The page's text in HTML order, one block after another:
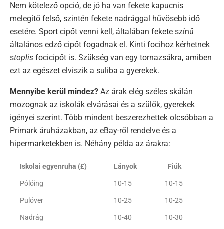
Nem kötelező opció, de jó ha van fekete kapucnis
melegítő felső, szintén fekete nadrággal hűvösebb idő
esetére. Sport cipőt venni kell, általában fekete színű
általános edző cipőt fogadnak el. Kinti focihoz kérhetnek
stoplis focicipőt is. Szükség van egy tornazsákra, amiben
ezt az egészet elviszik a suliba a gyerekek.
Mennyibe kerül mindez? Az árak elég széles skálán
mozognak az iskolák elvárásai és a szülők, gyerekek
igényei szerint. Több mindent beszerezhettek olcsóbban a
Primark áruházakban, az eBay-ről rendelve és a
hipermarketekben is. Néhány példa az árakra:
Iskolai egyenruha (£) Lányok Fiúk
Pólóing 10-15 10-15
Pulóver 10-25 10-25
Nadrág 10-40 10-30